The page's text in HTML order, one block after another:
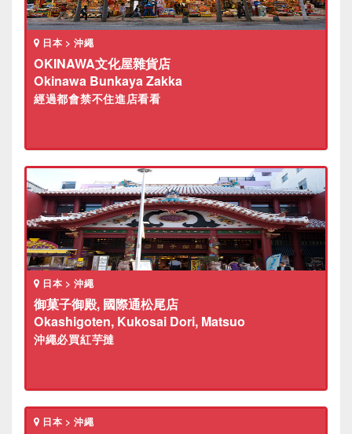
日本 > 沖繩
OKINAWA文化屋雜貨店
Okinawa Bunkaya Zakka
經過都會禁不住進店看看
日本 > 沖繩
御菓子御殿, 國際通松尾店
Okashigoten, Kukosai Dori, Matsuo
沖繩必買紅芋撻
日本 > 沖繩